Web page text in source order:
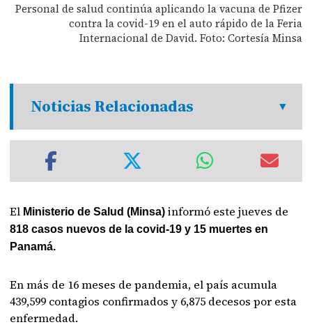
Personal de salud continúa aplicando la vacuna de Pfizer
contra la covid-19 en el auto rápido de la Feria
Internacional de David. Foto: Cortesía Minsa
Noticias Relacionadas
El Ministerio de Salud (Minsa) informó este jueves de
818 casos nuevos de la covid-19 y 15 muertes en
Panamá.
En más de 16 meses de pandemia, el país acumula
439,599 contagios confirmados y 6,875 decesos por esta
enfermedad.